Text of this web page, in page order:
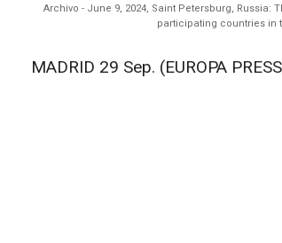
Archivo - June 9, 2024, Saint Petersburg,
participating countries in
MADRID 29 Sep. (EUROPA